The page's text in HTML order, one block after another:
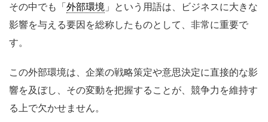
その中でも「外部環境 」という用語は、ビジネスに大きな
影響を与える要因を総称したものとして、非常に重要で
す。
この外部環境は、企業の戦略策定や意思決定に直接的な影
響を及ぼし、その変動を把握することが、競争力を維持す
る上で欠かせません。